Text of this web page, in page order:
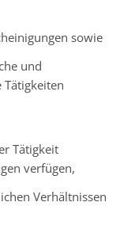
sowie
und
Tätigkeit
verfügen,
Verhältnissen